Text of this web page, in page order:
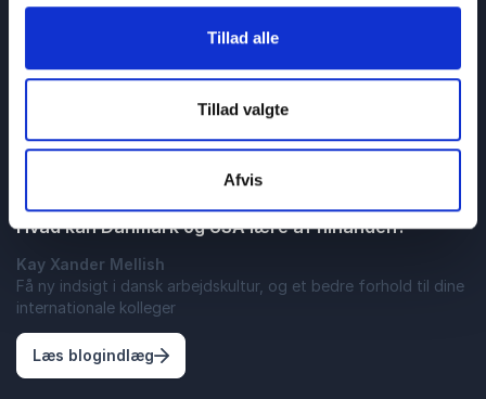
Tillad alle
Tillad valgte
Afvis
Hvad kan Danmark og USA lære af hinanden?
Kay Xander Mellish
Få ny indsigt i dansk arbejdskultur, og et bedre forhold til dine
internationale kolleger
Læs blogindlæg: Hvad kan Danmark og USA lære af